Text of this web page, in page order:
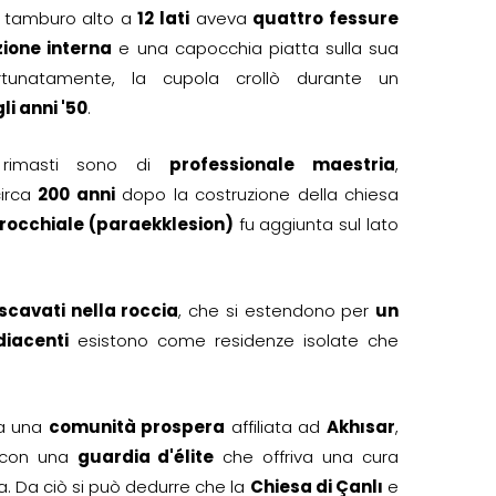
tamburo alto a12 lati aveva quattro fessure
interna e una capocchia piatta sulla sua
la cupola crollò durante un
anni '50.
sono di professionale maestria,
200 annidopo la costruzione della chiesa
(paraekklesion) fu aggiunta sul lato
nella roccia, che si estendono per un
esistono come residenze isolate che
una comunità prospera affiliata adAkhısar,
una guardia d'élite che offriva una cura
Da ciò si può dedurre che la Chiesa di Çanlı e